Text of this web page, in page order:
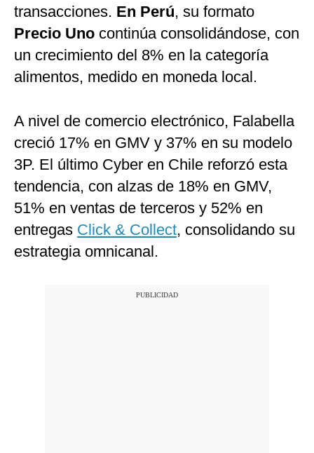
transacciones. En Perú, su formato
Precio Uno continúa consolidándose, con
un crecimiento del 8% en la categoría
alimentos, medido en moneda local.
A nivel de comercio electrónico, Falabella
creció 17% en GMV y 37% en su modelo
3P. El último Cyber en Chile reforzó esta
tendencia, con alzas de 18% en GMV,
51% en ventas de terceros y 52% en
entregas Click & Collect, consolidando su
estrategia omnicanal.